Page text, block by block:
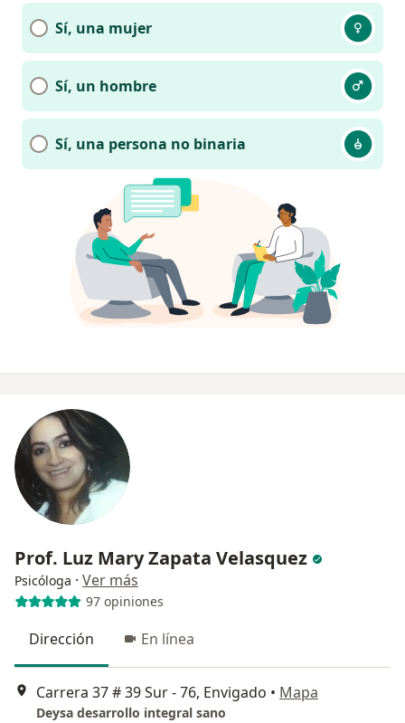
Sí, una mujer
Sí, un hombre
Sí, una persona no binaria
Prof. Luz Mary Zapata Velasquez
Psicóloga · Ver más
97 opiniones
Dirección En línea
Carrera 37 # 39 Sur - 76, Envigado • Mapa
Deysa desarrollo integral sano